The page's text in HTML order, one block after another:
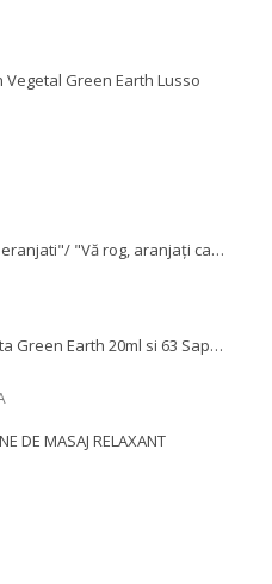
Vegetal Green Earth Lusso
10buc Semn "Nu deranjati"/ "Vă rog, aranjați camera!" pentru usa 14.5cm
125 Sampon sticluta Green Earth 20ml si 63 Sapun 10g
DE MASAJ RELAXANT